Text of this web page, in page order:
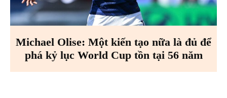
Michael Olise: Một kiến tạo nữa là đủ để
phá kỷ lục World Cup tồn tại 56 năm